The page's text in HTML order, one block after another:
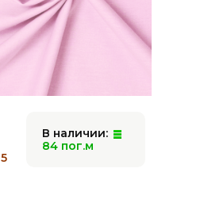
5
В наличии:
84 пог.м